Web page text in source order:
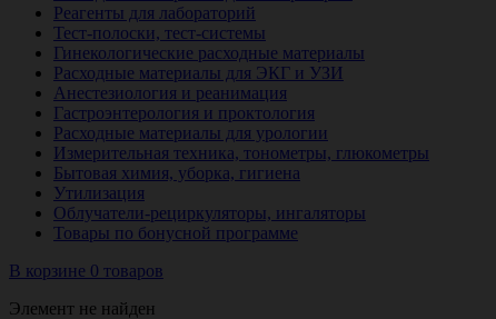
Реагенты для лабораторий
Тест-полоски, тест-системы
Гинекологические расходные материалы
Расходные материалы для ЭКГ и УЗИ
Анестезиология и реанимация
Гастроэнтерология и проктология
Расходные материалы для урологии
Измерительная техника, тонометры, глюкометры
Бытовая химия, уборка, гигиена
Утилизация
Облучатели-рециркуляторы, ингаляторы
Товары по бонусной программе
В корзине 0 товаров
Элемент не найден